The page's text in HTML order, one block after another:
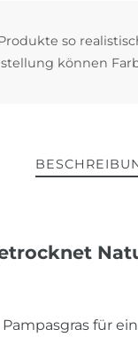
so
können
für